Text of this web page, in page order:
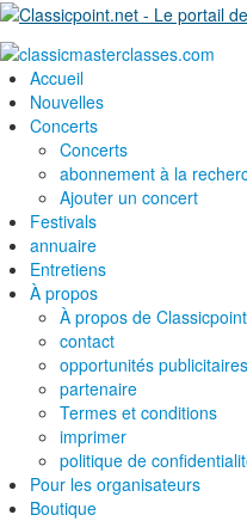
Accueil
Nouvelles
Concerts
Concerts
abonnement à la
Ajouter un concert
Festivals
annuaire
Entretiens
À propos
À propos de Classicpoint
contact
opportunités publicitaires
partenaire
Termes et conditions
imprimer
politique de
Pour les organisateurs
Boutique